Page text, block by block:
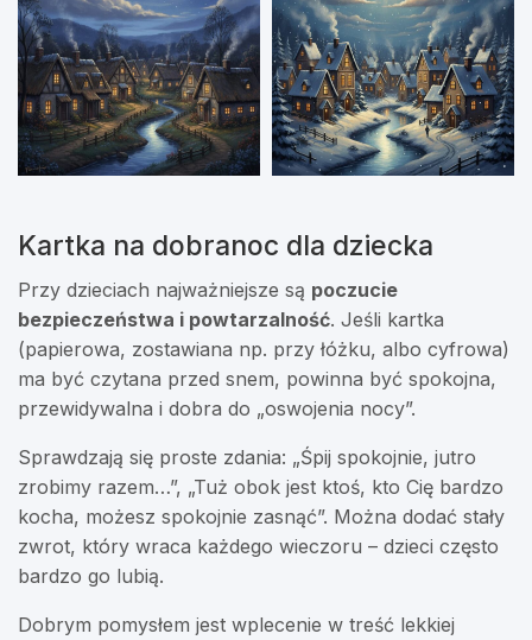
Kartka na dobranoc dla dziecka
Przy dzieciach najważniejsze są poczucie
bezpieczeństwa i powtarzalność. Jeśli kartka
(papierowa, zostawiana np. przy łóżku, albo cyfrowa)
ma być czytana przed snem, powinna być spokojna,
przewidywalna i dobra do „oswojenia nocy”.
Sprawdzają się proste zdania: „Śpij spokojnie, jutro
zrobimy razem…”, „Tuż obok jest ktoś, kto Cię bardzo
kocha, możesz spokojnie zasnąć”. Można dodać stały
zwrot, który wraca każdego wieczoru – dzieci często
bardzo go lubią.
Dobrym pomysłem jest wplecenie w treść lekkiej